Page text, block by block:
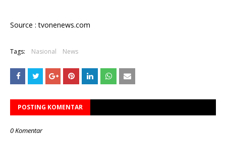
Source : tvonenews.com
Tags: Nasional News
POSTING KOMENTAR
0 Komentar